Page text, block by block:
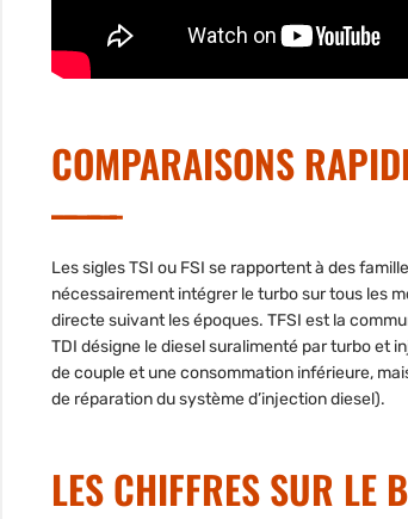
COMPARAISONS
Les sigles TSI ou FSI se rapportent à des
nécessairement intégrer le turbo sur tous les
directe suivant les époques. TFSI est la
TDI désigne le diesel suralimenté par turbo et
de couple et une consommation inférieure,
de réparation du système d’injection diesel).
LES CHIFFRES SUR LE